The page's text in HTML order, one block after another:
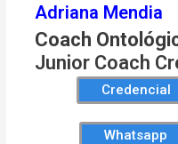
Adriana Mendia
Coach
Junior Coach
Credencial
Whatsapp